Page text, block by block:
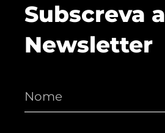
Subscreva a
Newsletter